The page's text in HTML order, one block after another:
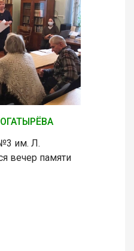
им. Л.
вечер памяти